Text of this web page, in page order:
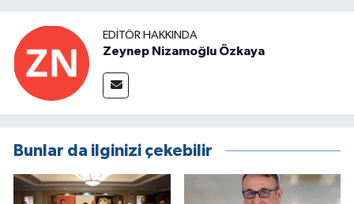
EDITÖR HAKKINDA
Zeynep Nizamoğlu Özkaya
Bunlar da ilginizi çekebilir